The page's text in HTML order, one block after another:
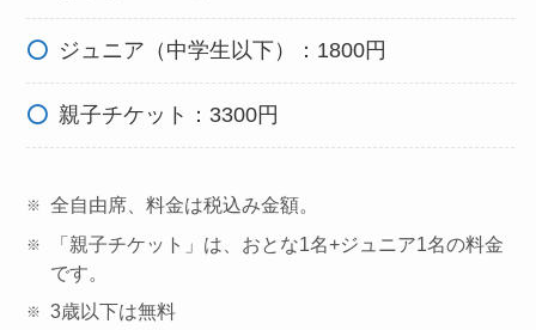
ジュニア（中学生以下）：1800円
親子チケット：3300円
全自由席、料金は税込み金額。
「親子チケット」は、おとな1名+ジュニア1名の料金
です。
3歳以下は無料